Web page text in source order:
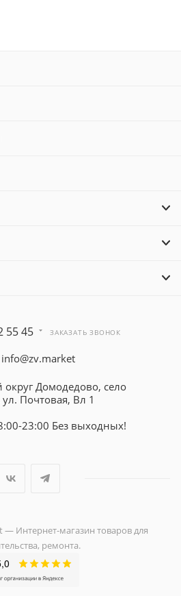
55 45 ЗАКАЗАТЬ ЗВОНОК
info@zv.market
округ Домодедово, село
Почтовая, Вл 1
23:00 Без выходных!
— Интернет-магазин товаров для
ремонта.